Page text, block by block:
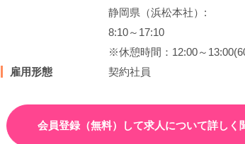
静岡県（浜松本社）:
8:10～17:10
※休憩時間：12:00～
雇用形態
契約社員
会員登録（無料）して求人について詳しく